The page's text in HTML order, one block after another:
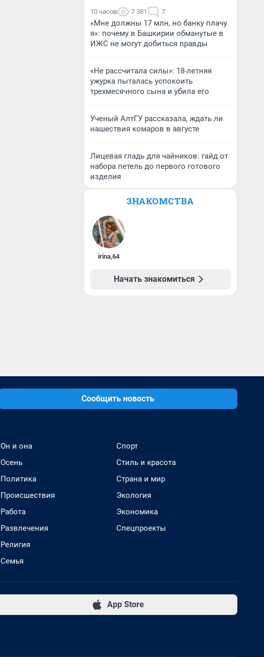
10 часов 7 381 7
«Мне должны 17 млн, но банку плачу
я»: почему в Башкирии обманутые в
ИЖС не могут добиться правды
«Не рассчитала силы»: 18-летняя
ужурка пыталась успокоить
трехмесячного сына и убила его
Ученый АлтГУ рассказала, ждать ли
нашествия комаров в августе
Лицевая гладь для чайников: гайд от
набора петель до первого готового
изделия
ЗНАКОМСТВА
irina,64
Начать знакомиться
Сообщить новость
Он и она
Осень
Политика
Происшествия
Работа
Развлечения
Религия
Семья
Спорт
Стиль и красота
Страна и мир
Экология
Экономика
Спецпроекты
App Store